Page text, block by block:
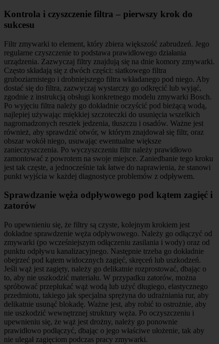
Kontrola i czyszczenie filtra – pierwszy krok do
sukcesu
Filtr zmywarki to element, który zbiera większość zabrudzeń. Jego
regularne czyszczenie to podstawa prawidłowego działania
urządzenia. Zazwyczaj filtry znajdują się na dnie komory zmywarki.
Często składają się z dwóch części: siatkowego filtra
gruboziarnistego i drobniejszego filtra wkładanego pod niego. Aby
dostać się do filtra, zazwyczaj wystarczy go odkręcić lub wyjąć,
zgodnie z instrukcją obsługi konkretnego modelu zmywarki Bosch.
Po wyjęciu filtra należy go dokładnie oczyścić pod bieżącą wodą,
najlepiej używając miękkiej szczoteczki do usunięcia wszelkich
nagromadzonych resztek jedzenia, tłuszczu i osadów. Ważne jest
również, aby sprawdzić otwór, w którym znajdował się filtr, oraz
obszar wokół niego, usuwając ewentualne większe
zanieczyszczenia. Po wyczyszczeniu filtr należy prawidłowo
zamontować z powrotem na swoje miejsce. Zaniedbanie tego kroku
jest tak częste, a jednocześnie tak łatwe do naprawienia, że stanowi
punkt wyjścia w każdej diagnostyce problemów z odpływem.
Sprawdzanie węża odpływowego pod kątem zagięć i
zatorów
Po upewnieniu się, że filtry są czyste, kolejnym krokiem jest
dokładne sprawdzenie węża odpływowego. Należy go odłączyć od
zmywarki (po wcześniejszym odłączeniu zasilania i wody) oraz od
punktu odpływu kanalizacyjnego. Następnie trzeba go dokładnie
obejrzeć pod kątem widocznych zagięć, skręceń lub uszkodzeń.
Jeśli wąż jest zagięty, należy go delikatnie rozprostować, dbając o
to, aby nie uszkodzić materiału. W przypadku zatorów, można
spróbować przepłukać wąż wodą lub użyć długiego, elastycznego
przedmiotu, takiego jak specjalna sprężyna do udrażniania rur, aby
delikatnie usunąć blokadę. Ważne jest, aby robić to ostrożnie, aby
nie uszkodzić wewnętrznej struktury węża. Po oczyszczeniu i
upewnieniu się, że wąż jest drożny, należy go ponownie
prawidłowo podłączyć, dbając o jego właściwe ułożenie, tak aby
nie ulegał zagięciom podczas pracy zmywarki.